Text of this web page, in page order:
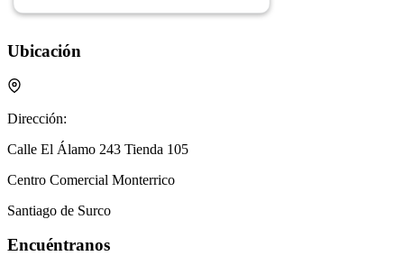
Ubicación
Dirección:
Calle El Álamo 243 Tienda 105
Centro Comercial Monterrico
Santiago de Surco
Encuéntranos